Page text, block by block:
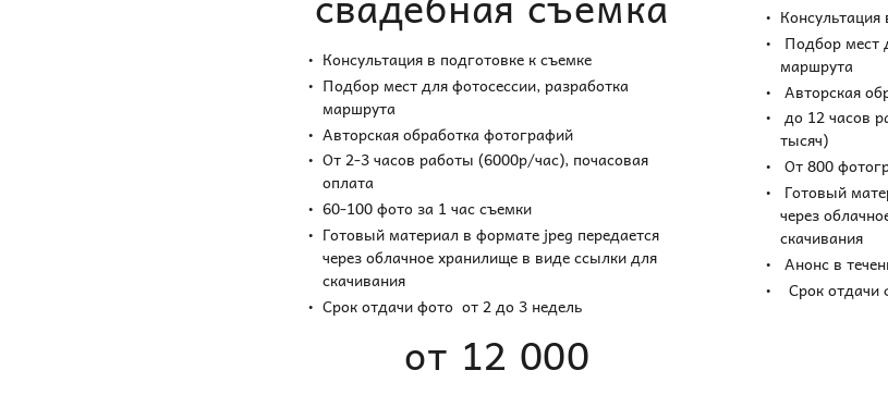
Консультация в подготовке к съемке
Подбор мест для фотосессии, разработка
маршрута
Авторская обработка фотографий
От 2-3 часов работы (6000р/час), почасовая
оплата
60-100 фото за 1 час съемки
Готовый материал в формате jpeg передается
через облачное хранилище в виде ссылки для
скачивания
Срок отдачи фото от 2 до 3 недель
от 12 000
Консультация
Подбор мест
маршрута
Авторская
до 12 часов
тысяч)
От 800
Готовый
через
скачивания
Анонс в
Срок отдачи